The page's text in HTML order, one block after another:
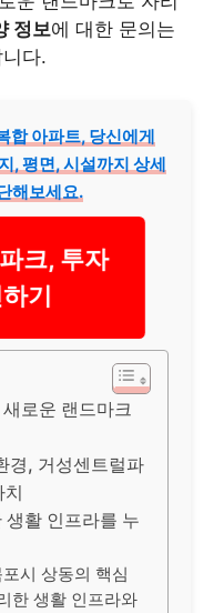
정보에 대한 문의는
다.
합 아파트, 당신에게
, 평면, 시설까지 상세
해보세요.
크, 투자
기
로운 랜드마크
경, 거성센트럴파
치
활 인프라를 누
시 상동의 핵심
한 생활 인프라와